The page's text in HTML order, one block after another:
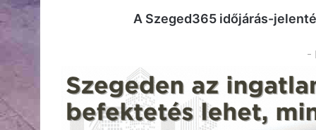
A Szeged365 időjárás-
-